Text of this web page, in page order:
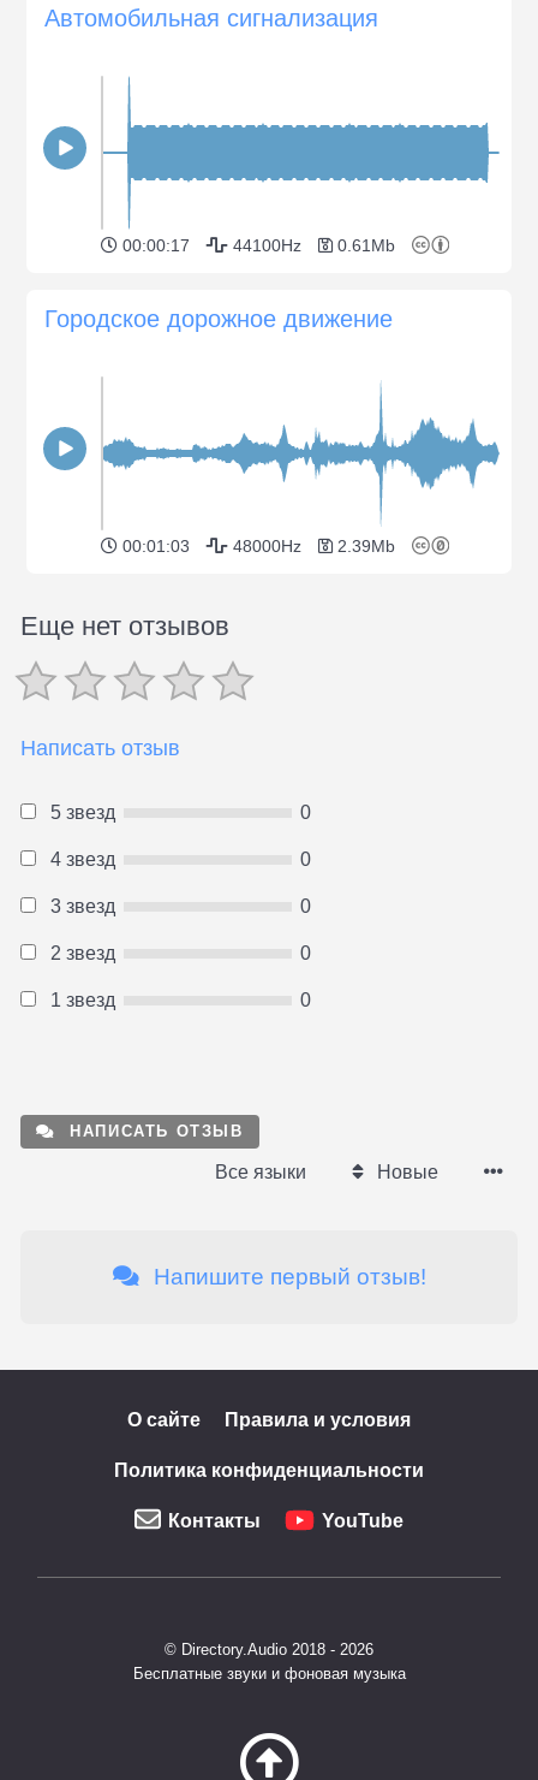
Автомобильная сигнализация
00:00:17 44100Hz 0.61Mb
Городское дорожное движение
00:01:03 48000Hz 2.39Mb
Еще нет отзывов
Написать отзыв
5 звезд 0
4 звезд 0
3 звезд 0
2 звезд 0
1 звезд 0
НАПИСАТЬ ОТЗЫВ
Все языки Новые
Напишите первый отзыв!
О сайте Правила и условия
Политика конфиденциальности
Контакты YouTube
© Directory.Audio 2018 - 2026
Бесплатные звуки и фоновая музыка